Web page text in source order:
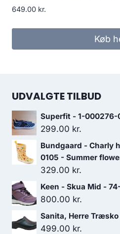
649.00 kr.
Køb
UDVALGTE TILBUD
Superfit - 1-000276-
299.00 kr.
Bundgaard - Charly
0105 - Summer
329.00 kr.
Keen - Skua Mid -
800.00 kr.
Sanita, Herre
499.00 kr.